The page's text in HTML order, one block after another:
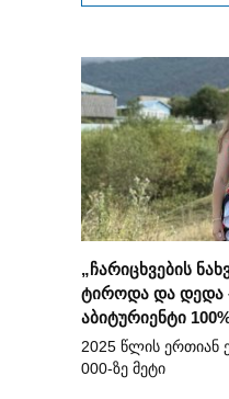
„ჩარიცხვების
ტიროდა და დედა
აბიტურიენტი
2025 წლის ერთიან
000-ზე მეტი